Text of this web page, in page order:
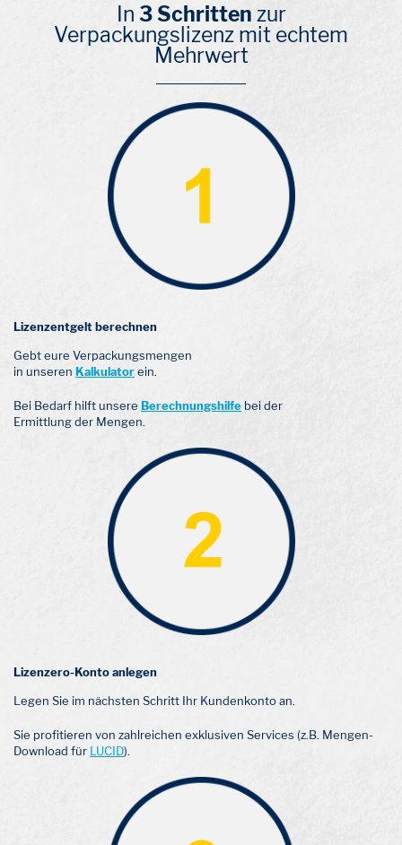
In 3 Schritten zur
Verpackungslizenz mit echtem
Mehrwert
Lizenzentgelt berechnen
Gebt eure Verpackungsmengen
in unseren Kalkulatorein.
Bei Bedarf hilft unsere Berechnungshilfe bei der
Ermittlung der Mengen.
Lizenzero-Konto anlegen
Legen Sie im nächsten Schritt Ihr Kundenkonto an.
Sie profitieren von zahlreichen exklusiven Services (z.B. Mengen-
Download für LUCID).